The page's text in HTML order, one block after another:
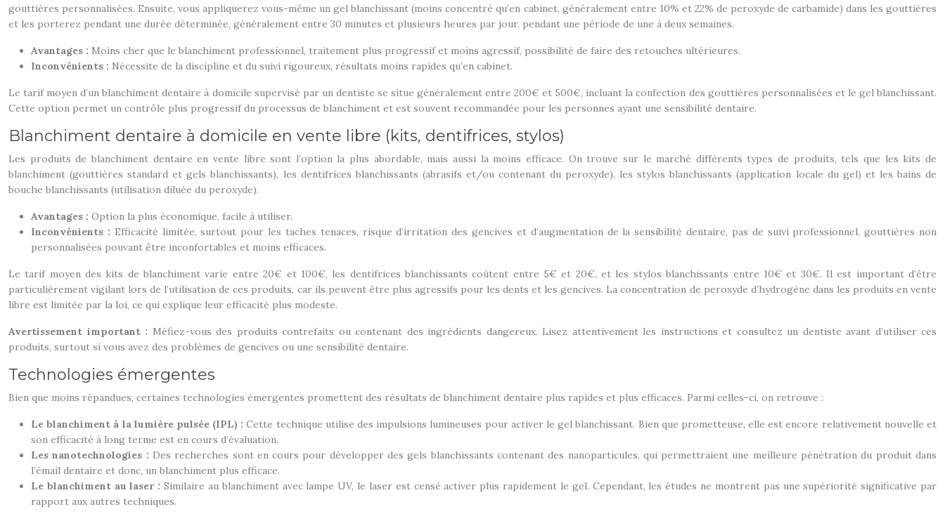
gouttières personnalisées. Ensuite, vous appliquerez vous-même un gel blanchissant (moins concentré qu’en cabinet, généralement entre 10% et 22% de peroxyde de carbamide) dans les gouttières
et les porterez pendant une durée déterminée, généralement entre 30 minutes et plusieurs heures par jour, pendant une période de une à deux semaines.
Avantages : Moins cher que le blanchiment professionnel, traitement plus progressif et moins agressif, possibilité de faire des retouches ultérieures.
Inconvénients : Nécessite de la discipline et du suivi rigoureux, résultats moins rapides qu’en cabinet.
Le tarif moyen d’un blanchiment dentaire à domicile supervisé par un dentiste se situe généralement entre 200€ et 500€, incluant la confection des gouttières personnalisées et le gel blanchissant.
Cette option permet un contrôle plus progressif du processus de blanchiment et est souvent recommandée pour les personnes ayant une sensibilité dentaire.
Blanchiment dentaire à domicile en vente libre (kits, dentifrices, stylos)
Les produits de blanchiment dentaire en vente libre sont l’option la plus abordable, mais aussi la moins efficace. On trouve sur le marché différents types de produits, tels que les kits de
blanchiment (gouttières standard et gels blanchissants), les dentifrices blanchissants (abrasifs et/ou contenant du peroxyde), les stylos blanchissants (application locale du gel) et les bains de
bouche blanchissants (utilisation diluée du peroxyde).
Avantages : Option la plus économique, facile à utiliser.
Inconvénients : Efficacité limitée, surtout pour les taches tenaces, risque d’irritation des gencives et d’augmentation de la sensibilité dentaire, pas de suivi professionnel, gouttières non
personnalisées pouvant être inconfortables et moins efficaces.
Le tarif moyen des kits de blanchiment varie entre 20€ et 100€, les dentifrices blanchissants coûtent entre 5€ et 20€, et les stylos blanchissants entre 10€ et 30€. Il est important d’être
particulièrement vigilant lors de l’utilisation de ces produits, car ils peuvent être plus agressifs pour les dents et les gencives. La concentration de peroxyde d’hydrogène dans les produits en vente
libre est limitée par la loi, ce qui explique leur efficacité plus modeste.
Avertissement important : Méfiez-vous des produits contrefaits ou contenant des ingrédients dangereux. Lisez attentivement les instructions et consultez un dentiste avant d’utiliser ces
produits, surtout si vous avez des problèmes de gencives ou une sensibilité dentaire.
Technologies émergentes
Bien que moins répandues, certaines technologies émergentes promettent des résultats de blanchiment dentaire plus rapides et plus efficaces. Parmi celles-ci, on retrouve :
Le blanchiment à la lumière pulsée (IPL) :Cette technique utilise des impulsions lumineuses pour activer le gel blanchissant. Bien que prometteuse, elle est encore relativement nouvelle et
son efficacité à long terme est en cours d’évaluation.
Les nanotechnologies : Des recherches sont en cours pour développer des gels blanchissants contenant des nanoparticules, qui permettraient une meilleure pénétration du produit dans
l’émail dentaire et donc, un blanchiment plus efficace.
Le blanchiment au laser :Similaire au blanchiment avec lampe UV, le laser est censé activer plus rapidement le gel. Cependant, les études ne montrent pas une supériorité significative par
rapport aux autres techniques.